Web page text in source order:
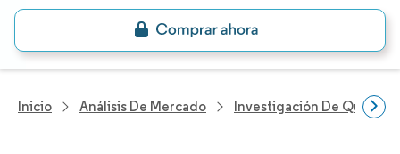
Inicio Análisis De Mercado Investigación De